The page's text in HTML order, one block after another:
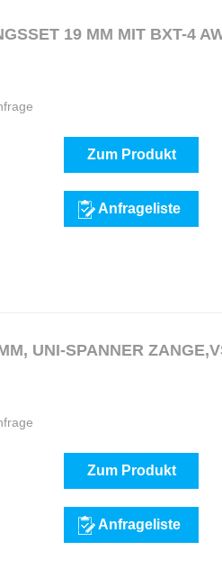
19 MM MIT BXT-4
Zum Produkt
Anfrageliste
UNI-SPANNER
Zum Produkt
Anfrageliste